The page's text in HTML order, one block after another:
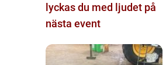
lyckas du med ljudet på
nästa event